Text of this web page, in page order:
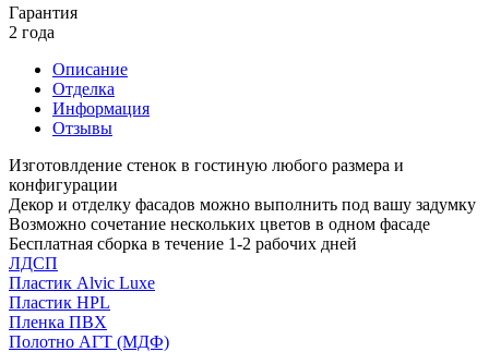
Гарантия
2 года
Описание
Отделка
Информация
Отзывы
Изготовлдение стенок в гостиную любого размера и
конфигурации
Декор и отделку фасадов можно выполнить под вашу задумку
Возможно сочетание нескольких цветов в одном фасаде
Бесплатная сборка в течение 1-2 рабочих дней
ЛДСП
Пластик Alvic Luxe
Пластик HPL
Пленка ПВХ
Полотно АГТ (МДФ)